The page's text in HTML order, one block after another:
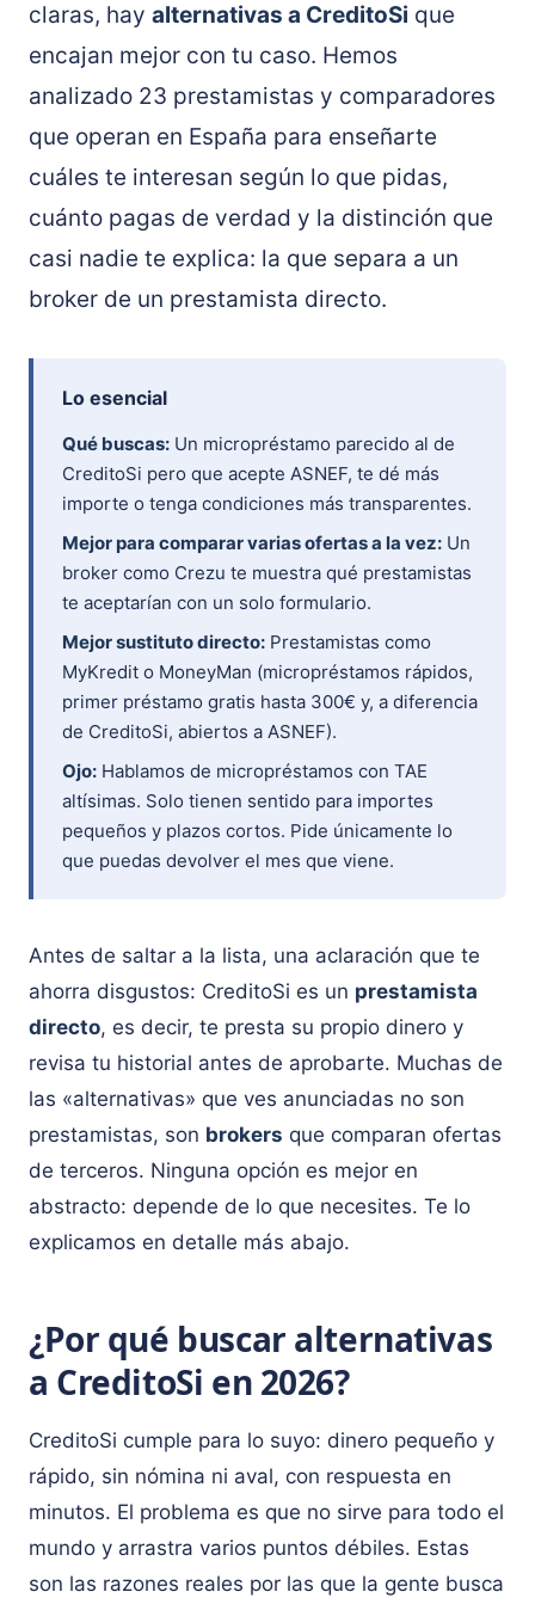
claras, hay alternativas a CreditoSi que
encajan mejor con tu caso. Hemos
analizado 23 prestamistas y comparadores
que operan en España para enseñarte
cuáles te interesan según lo que pidas,
cuánto pagas de verdad y la distinción que
casi nadie te explica: la que separa a un
broker de un prestamista directo.
Lo esencial
Qué buscas: Un micropréstamo parecido al de
CreditoSi pero que acepte ASNEF, te dé más
importe o tenga condiciones más transparentes.
Mejor para comparar varias ofertas a la vez: Un
broker como Crezu te muestra qué prestamistas
te aceptarían con un solo formulario.
Mejor sustituto directo: Prestamistas como
MyKredit o MoneyMan (micropréstamos rápidos,
primer préstamo gratis hasta 300€ y, a diferencia
de CreditoSi, abiertos a ASNEF).
Ojo: Hablamos de micropréstamos con TAE
altísimas. Solo tienen sentido para importes
pequeños y plazos cortos. Pide únicamente lo
que puedas devolver el mes que viene.
Antes de saltar a la lista, una aclaración que te
ahorra disgustos: CreditoSi es un prestamista
directo, es decir, te presta su propio dinero y
revisa tu historial antes de aprobarte. Muchas de
las «alternativas» que ves anunciadas no son
prestamistas, son brokers que comparan ofertas
de terceros. Ninguna opción es mejor en
abstracto: depende de lo que necesites. Te lo
explicamos en detalle más abajo.
¿Por qué buscar alternativas
a CreditoSi en 2026?
CreditoSi cumple para lo suyo: dinero pequeño y
rápido, sin nómina ni aval, con respuesta en
minutos. El problema es que no sirve para todo el
mundo y arrastra varios puntos débiles. Estas
son las razones reales por las que la gente busca